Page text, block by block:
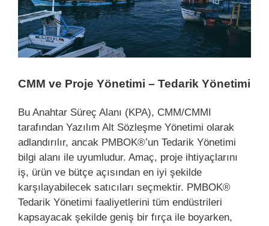
CMM ve Proje Yönetimi – Tedarik Yönetimi
Bu Anahtar Süreç Alanı (KPA), CMM/CMMI
tarafından Yazılım Alt Sözleşme Yönetimi olarak
adlandırılır, ancak PMBOK®’un Tedarik Yönetimi
bilgi alanı ile uyumludur. Amaç, proje ihtiyaçlarını
iş, ürün ve bütçe açısından en iyi şekilde
karşılayabilecek satıcıları seçmektir. PMBOK®
Tedarik Yönetimi faaliyetlerini tüm endüstrileri
kapsayacak şekilde geniş bir fırça ile boyarken,